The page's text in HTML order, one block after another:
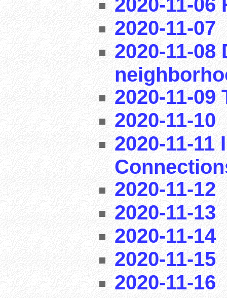
2020-11-06
2020-11-07
2020-11-
2020-11-
2020-11-10
2020-11-
2020-11-12
2020-11-13
2020-11-14
2020-11-15
2020-11-16